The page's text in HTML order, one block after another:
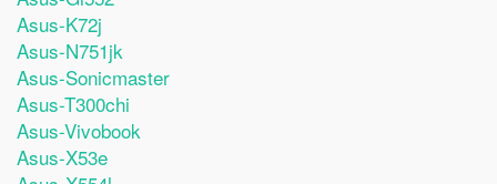
Asus-K72j
Asus-N751jk
Asus-Sonicmaster
Asus-T300chi
Asus-Vivobook
Asus-X53e